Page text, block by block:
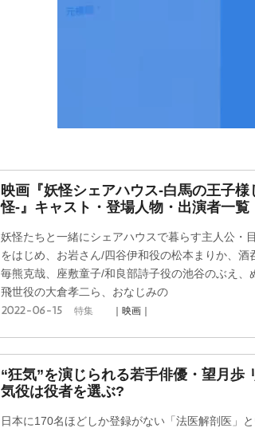
映画『妖怪シェアハウス-白馬の王子様
怪-』キャスト・登場人物・出演者一覧
妖怪たちと一緒にシェアハウスで暮らす主人公・
をはじめ、お岩さん/四谷伊和役の松本まりか、酒
毎熊克哉、座敷童子/和良部詩子役の池谷のぶえ、
飛世役の大倉孝二ら、おなじみの
2022-06-15 特集 ｜映画｜
“狂気”を演じられる若手俳優・望月歩
気役は役者を選ぶ?
日本に170名ほどしか登録がない「法医解剖医」